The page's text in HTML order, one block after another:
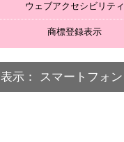
ウェブアクセシビリティ
商標登録表示
表示： スマートフォン